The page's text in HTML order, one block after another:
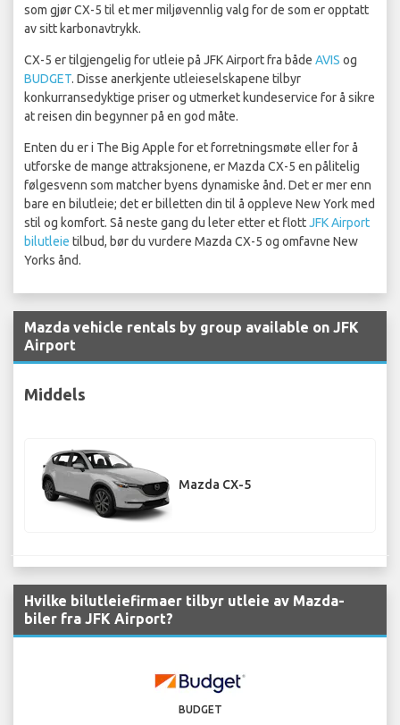
som gjør CX-5 til et mer miljøvennlig valg for de som er opptatt
av sitt karbonavtrykk.
CX-5 er tilgjengelig for utleie på JFK Airport fra både AVIS og
BUDGET. Disse anerkjente utleieselskapene tilbyr
konkurransedyktige priser og utmerket kundeservice for å sikre
at reisen din begynner på en god måte.
Enten du er i The Big Apple for et forretningsmøte eller for å
utforske de mange attraksjonene, er Mazda CX-5 en pålitelig
følgesvenn som matcher byens dynamiske ånd. Det er mer enn
bare en bilutleie; det er billetten din til å oppleve New York med
stil og komfort. Så neste gang du leter etter et flottJFK Airport
bilutleie tilbud, bør du vurdere Mazda CX-5 og omfavne New
Yorks ånd.
Mazda vehicle rentals by group available on JFK
Airport
Middels
Mazda CX-5
Hvilke bilutleiefirmaer tilbyr utleie av Mazda-
biler fra JFK Airport?
BUDGET